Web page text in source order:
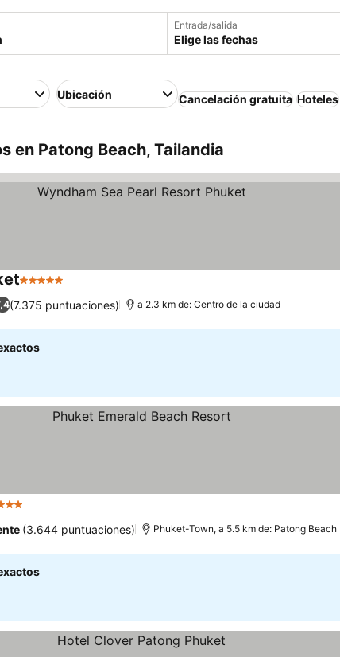
Entrada/salida
Elige las fechas
Ubicación Cancelación gratuita Hoteles
en Patong Beach, Tailandia
5 Estrellas
(7.375 puntuaciones) a 2.3 km de: Centro de la ciudad
(3.644 puntuaciones) Phuket-Town, a 5.5 km de: Patong Beach